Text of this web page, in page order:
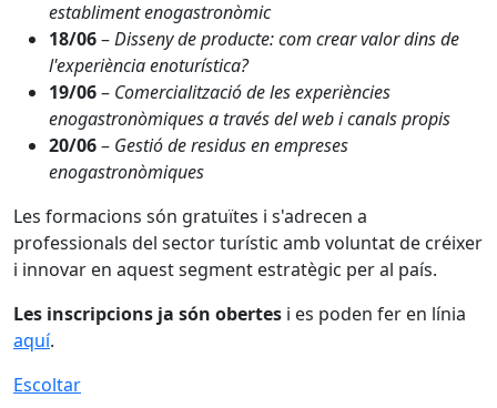
establiment enogastronòmic
18/06–Disseny de producte: com crear valor dins de
l'experiència enoturística?
19/06– Comercialització de les experiències
enogastronòmiques a través del web i canals propis
20/06– Gestió de residus en empreses
enogastronòmiques
Les formacions són gratuïtes i s'adrecen a
professionals del sector turístic amb voluntat de créixer
i innovar en aquest segment estratègic per al país.
Les inscripcions ja són obertes i es poden fer en línia
aquí.
Escoltar